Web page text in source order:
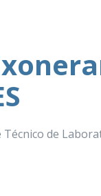
Técnico de